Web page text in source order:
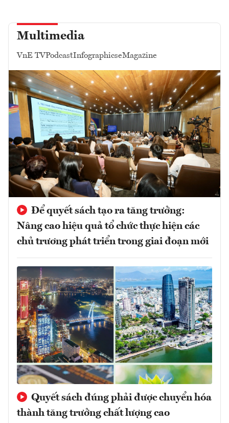
Multimedia
VnE TVPodcastInfographicseMagazine
Để quyết sách tạo ra tăng trưởng:
Nâng cao hiệu quả tổ chức thực hiện các
chủ trương phát triển trong giai đoạn mới
Quyết sách đúng phải được chuyển hóa
thành tăng trưởng chất lượng cao